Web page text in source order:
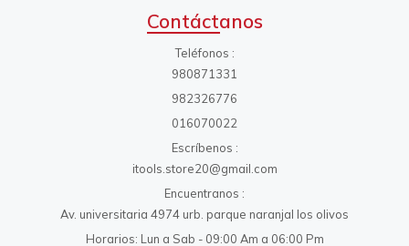
Contáctanos
Teléfonos
980871331
982326776
016070022
Escríbenos
itools.store20@gmail.com
Encuentranos
Av. universitaria 4974 urb. parque naranjal los olivos
Horarios: Lun a Sab - 09:00 Am a 06:00 Pm